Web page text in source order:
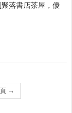
落書店茶屋，優
→